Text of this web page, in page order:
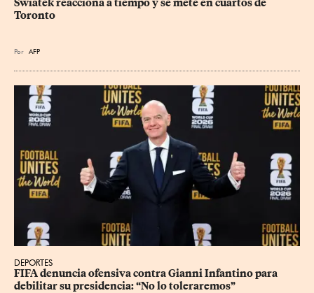
Swiatek reacciona a tiempo y se mete en cuartos de
Toronto
Por AFP
DEPORTES
FIFA denuncia ofensiva contra Gianni Infantino para
debilitar su presidencia: “No lo toleraremos”